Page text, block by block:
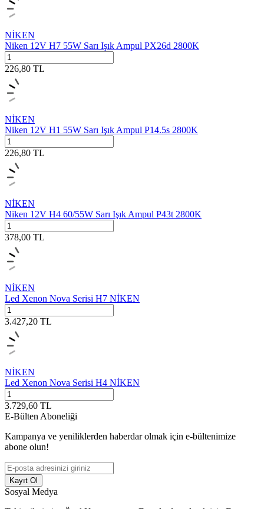
NİKEN
Niken 12V H7 55W Sarı Işık Ampul PX26d 2800K
226,80 TL
NİKEN
Niken 12V H1 55W Sarı Işık Ampul P14.5s 2800K
226,80 TL
NİKEN
Niken 12V H4 60/55W Sarı Işık Ampul P43t 2800K
378,00 TL
NİKEN
Led Xenon Nova Serisi H7 NİKEN
3.427,20 TL
NİKEN
Led Xenon Nova Serisi H4 NİKEN
3.729,60 TL
E-Bülten Aboneliği
Kampanya ve yeniliklerden haberdar olmak için e-bültenimize
abone olun!
Kayıt Ol
Sosyal Medya